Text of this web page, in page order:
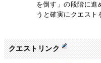
を倒す」の段階に進
うと確実にクエスト
クエストリンク